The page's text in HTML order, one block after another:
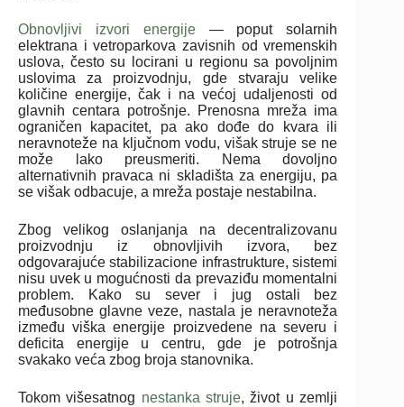
Obnovljivi izvori energije— poput solarnih
elektrana i vetroparkova zavisnih od vremenskih
uslova, često su locirani u regionu sa povoljnim
uslovima za proizvodnju, gde stvaraju velike
količine energije, čak i na većoj udaljenosti od
glavnih centara potrošnje. Prenosna mreža ima
ograničen kapacitet, pa ako dođe do kvara ili
neravnoteže na ključnom vodu, višak struje se ne
može lako preusmeriti. Nema dovoljno
alternativnih pravaca ni skladišta za energiju, pa
se višak odbacuje, a mreža postaje nestabilna.
Zbog velikog oslanjanja na decentralizovanu
proizvodnju iz obnovljivih izvora, bez
odgovarajuće stabilizacione infrastrukture, sistemi
nisu uvek u mogućnosti da prevaziđu momentalni
problem. Kako su sever i jug ostali bez
međusobne glavne veze, nastala je neravnoteža
između viška energije proizvedene na severu i
deficita energije u centru, gde je potrošnja
svakako veća zbog broja stanovnika.
Tokom višesatnog nestanka struje, život u zemlji